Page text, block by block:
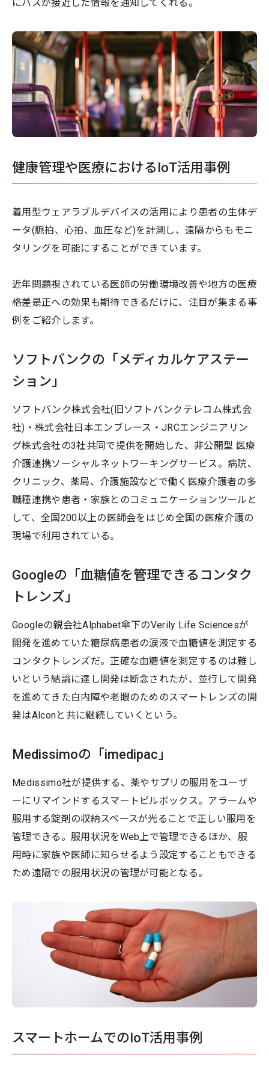
にバスが接近した情報を通知してくれる。
健康管理や医療におけるIoT活用事例
着用型ウェアラブルデバイスの活用により患者の生体デ
ータ(脈拍、心拍、血圧など)を計測し、遠隔からもモニ
タリングを可能にすることができています。
近年問題視されている医師の労働環境改善や地方の医療
格差是正への効果も期待できるだけに、注目が集まる事
例をご紹介します。
ソフトバンクの「メディカルケアステー
ション」
ソフトバンク株式会社(旧ソフトバンクテレコム株式会
社)・株式会社日本エンブレース・JRCエンジニアリン
グ株式会社の3社共同で提供を開始した、非公開型 医療
介護連携ソーシャルネットワーキングサービス。病院、
クリニック、薬局、介護施設などで働く医療介護者の多
職種連携や患者・家族とのコミュニケーションツールと
して、全国200以上の医師会をはじめ全国の医療介護の
現場で利用されている。
Googleの「血糖値を管理できるコンタク
トレンズ」
Googleの親会社Alphabet傘下のVerily Life Sciencesが
開発を進めていた糖尿病患者の涙液で血糖値を測定する
コンタクトレンズだ。正確な血糖値を測定するのは難し
いという結論に達し開発は断念されたが、並行して開発
を進めてきた白内障や老眼のためのスマートレンズの開
発はAlconと共に継続していくという。
Medissimoの「imedipac」
Medissimo社が提供する、薬やサプリの服用をユーザ
ーにリマインドするスマートピルボックス。アラームや
服用する錠剤の収納スペースが光ることで正しい服用を
管理できる。服用状況をWeb上で管理できるほか、服
用時に家族や医師に知らせるよう設定することもできる
ため遠隔での服用状況の管理が可能となる。
スマートホームでのIoT活用事例